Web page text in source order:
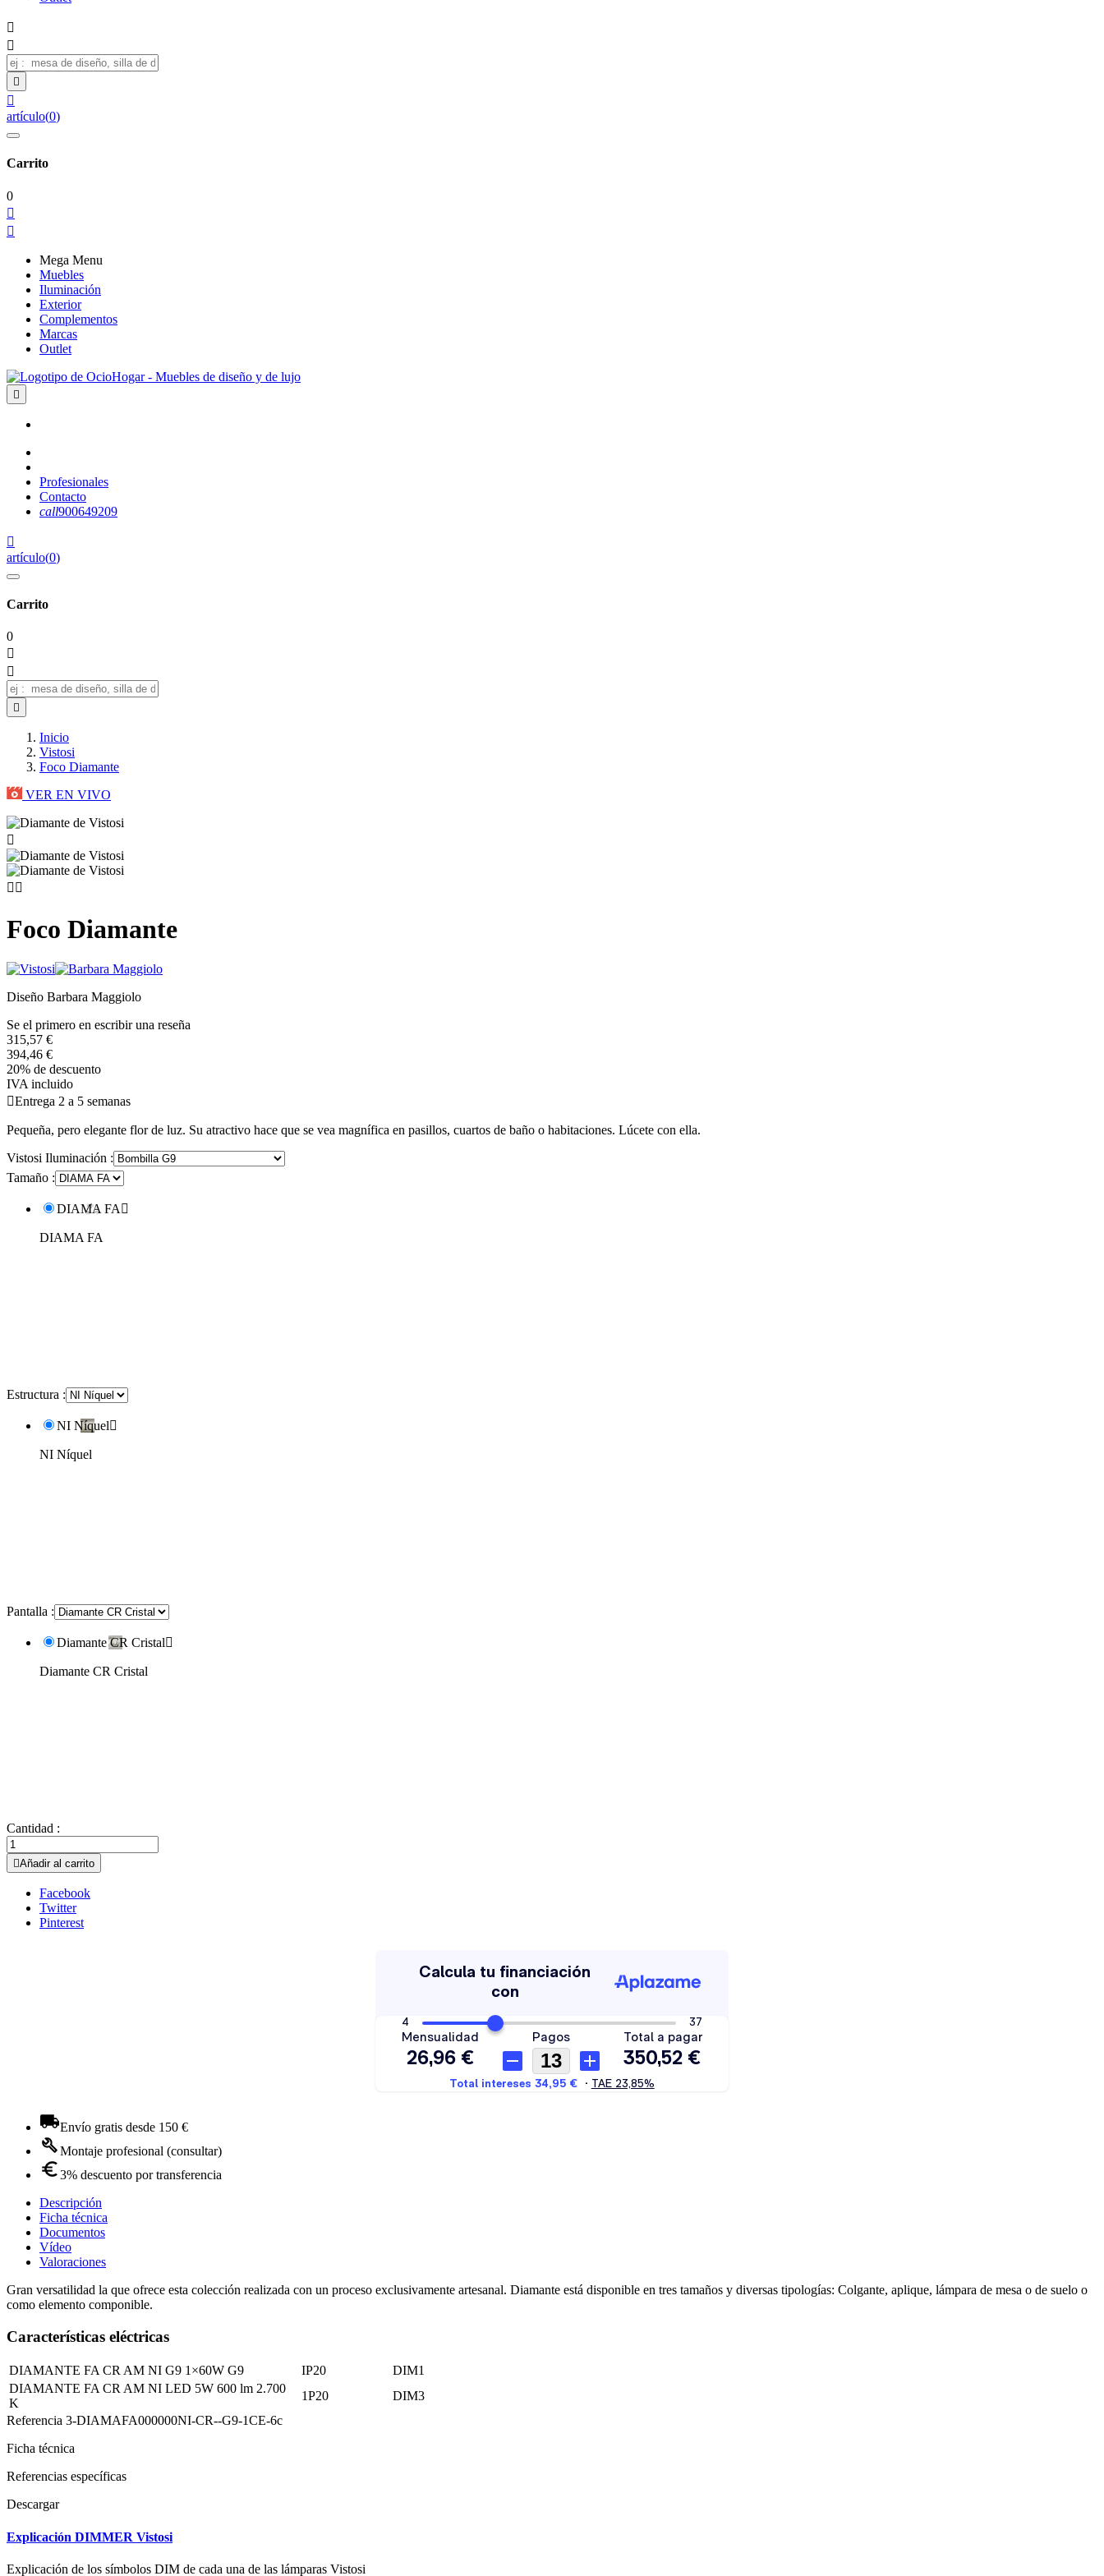




artículo(0)
Carrito
0


Mega Menu
Muebles
Iluminación
Exterior
Complementos
Marcas
Outlet

Profesionales
Contacto
call900649209

artículo(0)
Carrito
0



Inicio
Vistosi
Foco Diamante
VER EN VIVO

 
Foco Diamante
Diseño Barbara Maggiolo
Se el primero en escribir una reseña
315,57 €
394,46 €
20% de descuento
IVA incluido
Entrega 2 a 5 semanas
Pequeña, pero elegante flor de luz. Su atractivo hace que se vea magnífica en pasillos, cuartos de baño o habitaciones. Lúcete con ella.
Vistosi Iluminación :
Tamaño :
DIAMA FA 
DIAMA FA
Estructura :
NI Níquel
NI Níquel
Pantalla :
Diamante CR Cristal
Diamante CR Cristal
Cantidad :
Añadir al carrito
Facebook
Twitter
Pinterest
Envío gratis desde 150 €
Montaje profesional (consultar)
3% descuento por transferencia
Descripción
Ficha técnica
Documentos
Vídeo
Valoraciones
Gran versatilidad la que ofrece esta colección realizada con un proceso exclusivamente artesanal. Diamante está disponible en tres tamaños y diversas tipologías: Colgante, aplique, lámpara de mesa o de suelo o
como elemento componible.
Características eléctricas
DIAMANTE FA CR AM NI G9 1×60W G9 IP20
DIM1
DIAMANTE FA CR AM NI LED 5W 600 lm 2.700
K
1P20
DIM3
Referencia 3-DIAMAFA000000NI-CR--G9-1CE-6c
Ficha técnica
Referencias específicas
Descargar
Explicación DIMMER Vistosi
Explicación de los símbolos DIM de cada una de las lámparas Vistosi